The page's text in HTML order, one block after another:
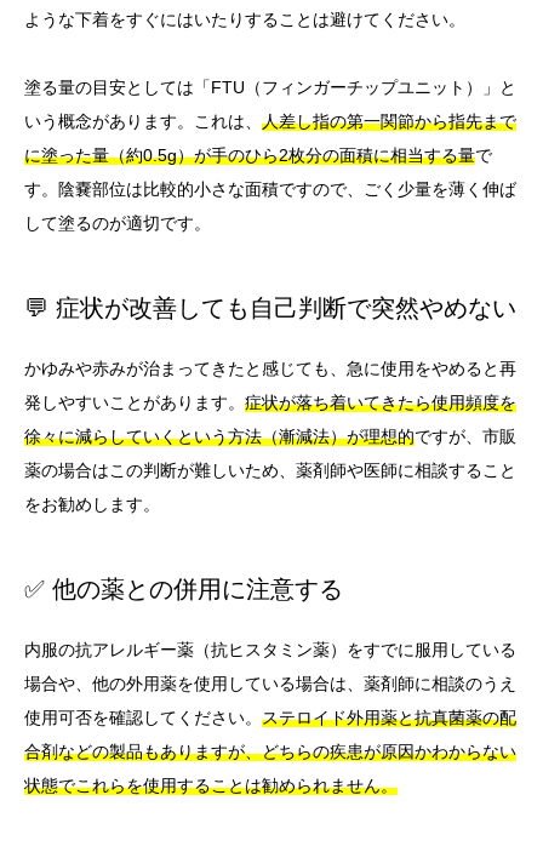
ような下着をすぐにはいたりすることは避けてください。
塗る量の目安としては「FTU（フィンガーチップユニット）」と
いう概念があります。これは、 人差し指の第一関節から指先まで
に塗った量（約0.5g）が手のひら2枚分の面積に相当する量で
す。陰嚢部位は比較的小さな面積ですので、ごく少量を薄く伸ば
して塗るのが適切です。
💬 症状が改善しても自己判断で突然やめない
かゆみや赤みが治まってきたと感じても、急に使用をやめると再
発しやすいことがあります。 症状が落ち着いてきたら使用頻度を
徐々に減らしていくという方法（漸減法）が理想的ですが、市販
薬の場合はこの判断が難しいため、薬剤師や医師に相談すること
をお勧めします。
✅ 他の薬との併用に注意する
内服の抗アレルギー薬（抗ヒスタミン薬）をすでに服用している
場合や、他の外用薬を使用している場合は、薬剤師に相談のうえ
使用可否を確認してください。 ステロイド外用薬と抗真菌薬の配
合剤などの製品もありますが、どちらの疾患が原因かわからない
状態でこれらを使用することは勧められません。